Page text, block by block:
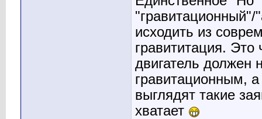
"гравитационный"/
исходить из
гравититация. Это
двигатель должен
гравитационным,
выглядят такие
хватает